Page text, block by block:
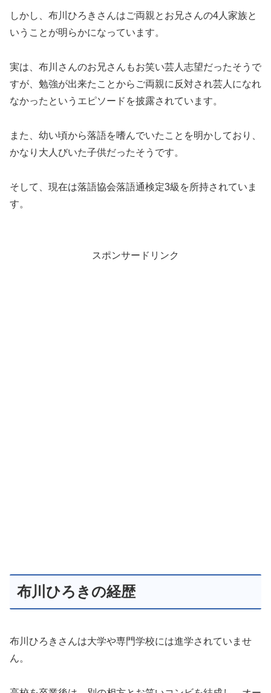
しかし、布川ひろきさんはご両親とお兄さんの4人家族と
いうことが明らかになっています。
実は、布川さんのお兄さんもお笑い芸人志望だったそうで
すが、勉強が出来たことからご両親に反対され芸人になれ
なかったというエピソードを披露されています。
また、幼い頃から落語を嗜んでいたことを明かしており、
かなり大人びいた子供だったそうです。
そして、現在は落語協会落語通検定3級を所持されていま
す。
スポンサードリンク
布川ひろきの経歴
布川ひろきさんは大学や専門学校には進学されていませ
ん。